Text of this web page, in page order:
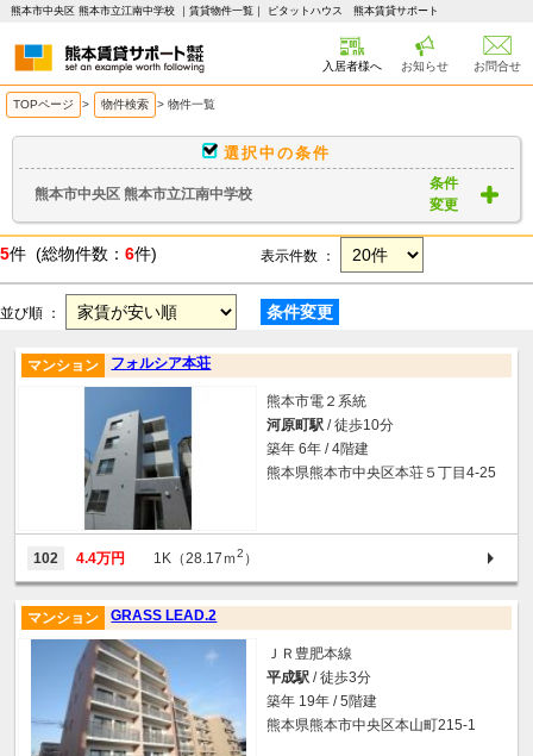
熊本市中央区 熊本市立江南中学校 ｜賃貸物件一覧｜ ピタットハウス 熊本賃貸サポート
入居者様へ お知らせ お問合せ
TOPページ > 物件検索 > 物件一覧
選択中の条件
熊本市中央区 熊本市立江南中学校
条件
変更
5件 (総物件数： 6件) 表示件数 ：
並び順 ： 条件変更
フォルシア本荘
マンション
熊本市電２系統
河原町駅 / 徒歩10分
築年 6年 / 4階建
熊本県熊本市中央区本荘５丁目4-25
102 4.4万円 1K（28.17ｍ2 ）
GRASS LEAD.2
マンション
ＪＲ豊肥本線
平成駅 / 徒歩3分
築年 19年 / 5階建
熊本県熊本市中央区本山町215-1